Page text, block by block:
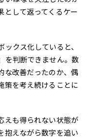
として返ってくるケー
クス化していると、
を判断できません。数
な改善だったのか、偶
策を考え続けることに
えも得られない状態が
抱えながら数字を追い